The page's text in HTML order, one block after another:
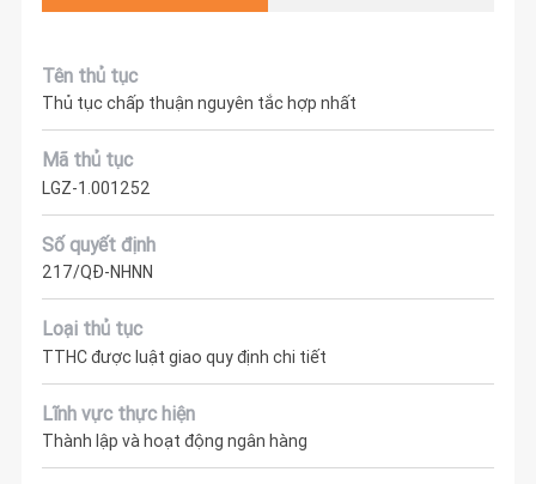
Tên thủ tục
Thủ tục chấp thuận nguyên tắc hợp nhất
Mã thủ tục
LGZ-1.001252
Số quyết định
217/QĐ-NHNN
Loại thủ tục
TTHC được luật giao quy định chi tiết
Lĩnh vực thực hiện
Thành lập và hoạt động ngân hàng